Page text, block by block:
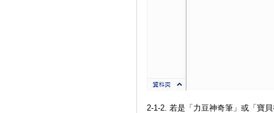
2-1-2. 若是「力豆神奇筆」或「寶